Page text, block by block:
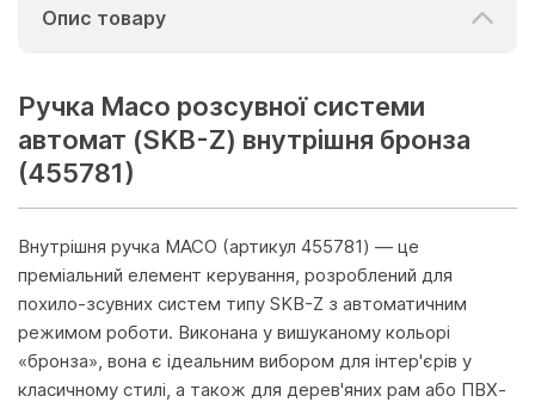
Опис товару
Ручка Масо розсувної системи
автомат (SKB-Z) внутрішня бронза
(455781)
Внутрішня ручка MACO (артикул 455781) — це
преміальний елемент керування, розроблений для
похило-зсувних систем типу SKB-Z з автоматичним
режимом роботи. Виконана у вишуканому кольорі
«бронза», вона є ідеальним вибором для інтер'єрів у
класичному стилі, а також для дерев'яних рам або ПВХ-